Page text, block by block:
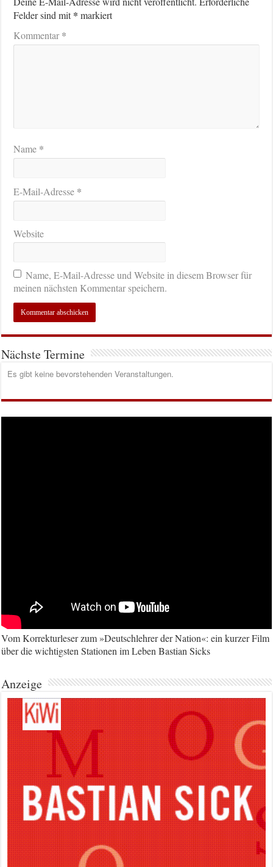
Felder sind mit* markiert
Kommentar*
Name *
E-Mail-Adresse *
Website
Name, E-Mail-Adresse und Website in diesem Browser für
meinen nächsten Kommentar speichern.
Nächste Termine
Es gibt keine bevorstehenden Veranstaltungen.
Vom Korrekturleser zum »Deutschlehrer der Nation«: ein kurzer Film
über die wichtigsten Stationen im Leben Bastian Sicks
Anzeige